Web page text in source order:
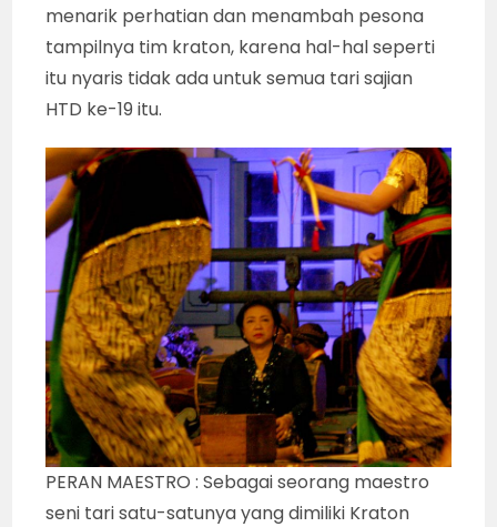
menarik perhatian dan menambah pesona
tampilnya tim kraton, karena hal-hal seperti
itu nyaris tidak ada untuk semua tari sajian
HTD ke-19 itu.
PERAN MAESTRO : Sebagai seorang maestro
seni tari satu-satunya yang dimiliki Kraton